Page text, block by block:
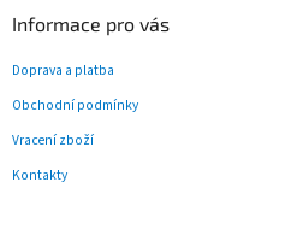
Informace pro vás
Doprava a platba
Obchodní podmínky
Vracení zboží
Kontakty